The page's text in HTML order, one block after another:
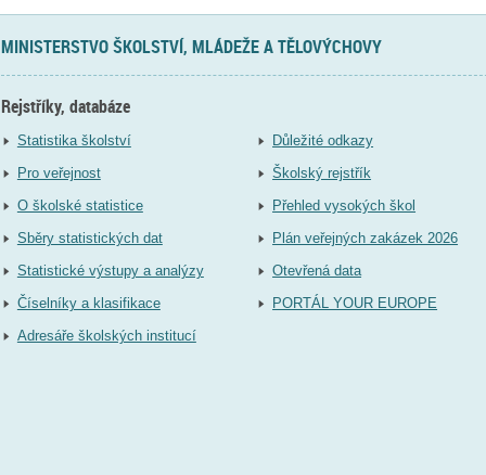
MINISTERSTVO ŠKOLSTVÍ, MLÁDEŽE A TĚLOVÝCHOVY
Rejstříky, databáze
Statistika školství
Pro veřejnost
O školské statistice
Sběry statistických dat
Statistické výstupy a analýzy
Číselníky a klasifikace
Adresáře školských institucí
Důležité odkazy
Školský rejstřík
Přehled vysokých škol
Plán veřejných zakázek 2026
Otevřená data
PORTÁL YOUR EUROPE